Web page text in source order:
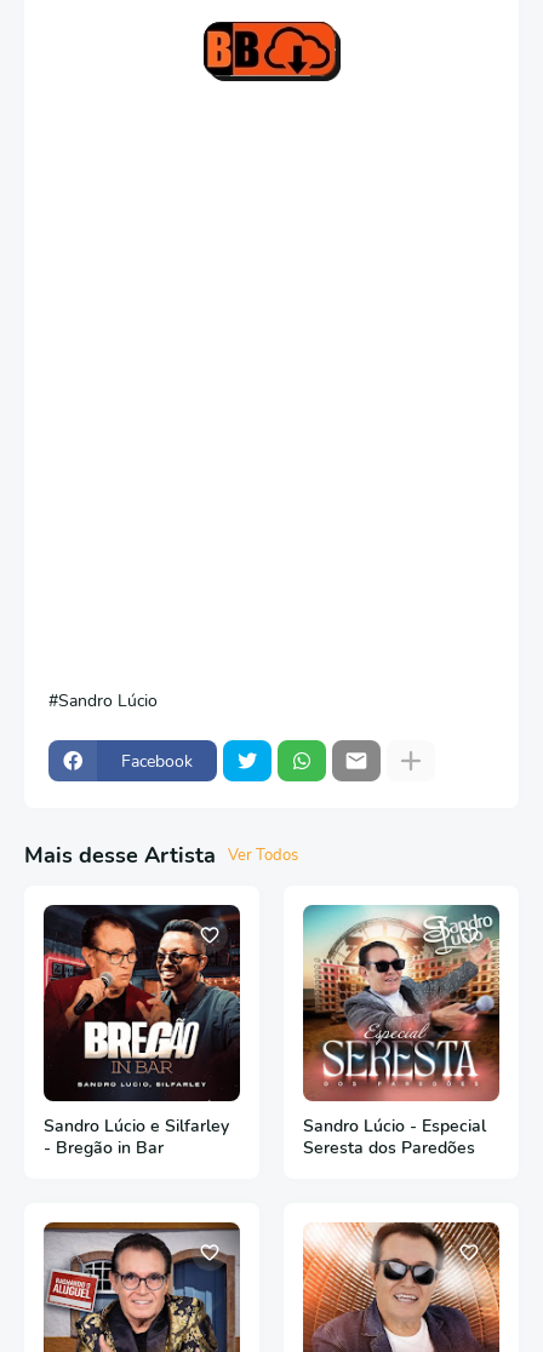
Sandro Lúcio
Facebook
Mais desse Artista Ver Todos
Sandro Lúcio e Silfarley
- Bregão in Bar
Sandro Lúcio - Especial
Seresta dos Paredões